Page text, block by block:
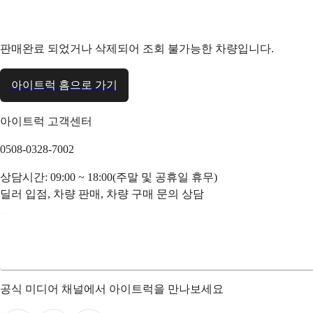
판매완료 되었거나 삭제되어 조회 불가능한 차량입니다.
아이트럭 홈으로 가기
아이트럭 고객센터
0508-0328-7002
상담시간: 09:00 ~ 18:00(주말 및 공휴일 휴무)
딜러 입점, 차량 판매, 차량 구매 문의 상담
공식 미디어 채널에서 아이트럭을 만나보세요